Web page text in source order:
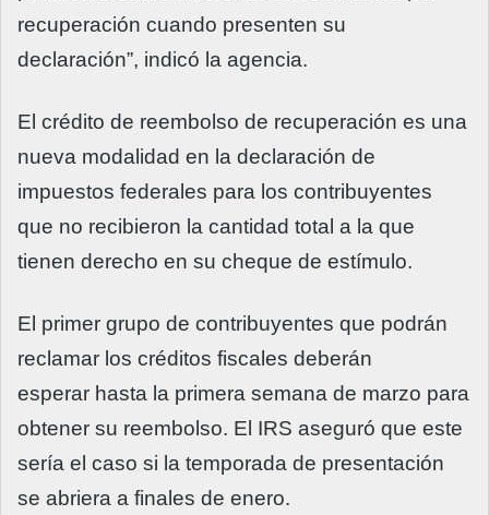
recuperación cuando presenten su
declaración”, indicó la agencia.
El crédito de reembolso de recuperación es una
nueva modalidad en la declaración de
impuestos federales para los contribuyentes
que no recibieron la cantidad total a la que
tienen derecho en su cheque de estímulo.
El primer grupo de contribuyentes que podrán
reclamar los créditos fiscales deberán
esperar hasta la primera semana de marzo para
obtener su reembolso. El IRS aseguró que este
sería el caso si la temporada de presentación
se abriera a finales de enero.